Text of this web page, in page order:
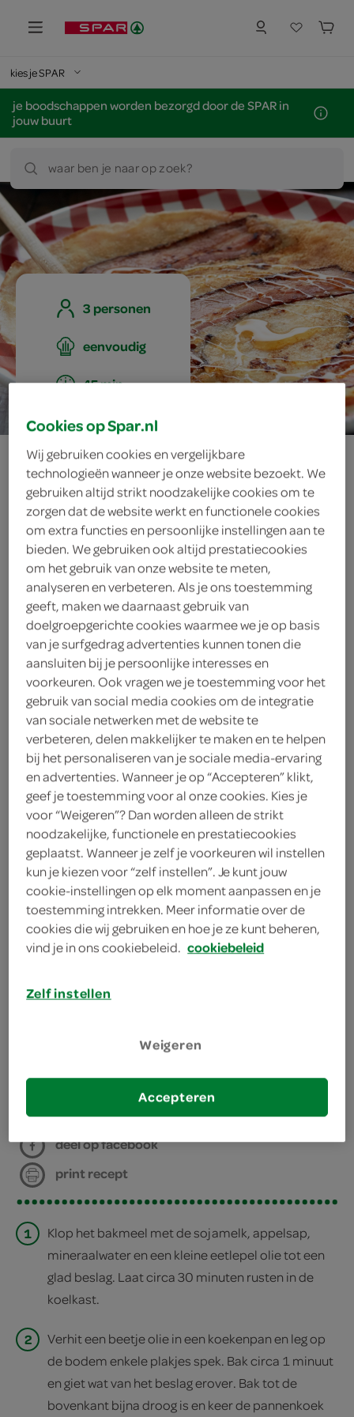
kies je SPAR
je boodschappen worden bezorgd door de SPAR in
jouw buurt
waar ben je naar op zoek?
3 personen
eenvoudig
45 min.
pannenkoeken
met spek
ingrediënten
100 gram katenspek
100 gram ontbijtspek
2 eetlepels maisolie
2 eetlepels zonnebloemolie
200 milliliter mineraalwater met
koolzuur
200 milliliter appelsap
200 milliliter sojadrank
300 gram bloem
300 gram zelfrijzend bakmeel
bereiden
deel op twitter
deel op facebook
print recept
1
Klop het bakmeel met de sojamelk, appelsap,
mineraalwater en een kleine eetlepel olie tot een
glad beslag. Laat circa 30 minuten rusten in de
koelkast.
2
Verhit een beetje olie in een koekenpan en leg op
de bodem enkele plakjes spek. Bak circa 1 minuut
en giet wat van het beslag erover. Bak tot de
bovenkant bijna droog is en keer de pannenkoek
Cookies op Spar.nl
Wij gebruiken cookies en vergelijkbare
technologieën wanneer je onze website bezoekt. We
gebruiken altijd strikt noodzakelijke cookies om te
zorgen dat de website werkt en functionele cookies
om extra functies en persoonlijke instellingen aan te
bieden. We gebruiken ook altijd prestatiecookies
om het gebruik van onze website te meten,
analyseren en verbeteren. Als je ons toestemming
geeft, maken we daarnaast gebruik van
doelgroepgerichte cookies waarmee we je op basis
van je surfgedrag advertenties kunnen tonen die
aansluiten bij je persoonlijke interesses en
voorkeuren. Ook vragen we je toestemming voor het
gebruik van social media cookies om de integratie
van sociale netwerken met de website te
verbeteren, delen makkelijker te maken en te helpen
bij het personaliseren van je sociale media-ervaring
en advertenties. Wanneer je op “Accepteren” klikt,
geef je toestemming voor al onze cookies. Kies je
voor “Weigeren”? Dan worden alleen de strikt
noodzakelijke, functionele en prestatiecookies
geplaatst. Wanneer je zelf je voorkeuren wil instellen
kun je kiezen voor “zelf instellen”. Je kunt jouw
cookie-instellingen op elk moment aanpassen en je
toestemming intrekken. Meer informatie over de
cookies die wij gebruiken en hoe je ze kunt beheren,
vind je in ons cookiebeleid. cookiebeleid
Zelf instellen
Weigeren
Accepteren